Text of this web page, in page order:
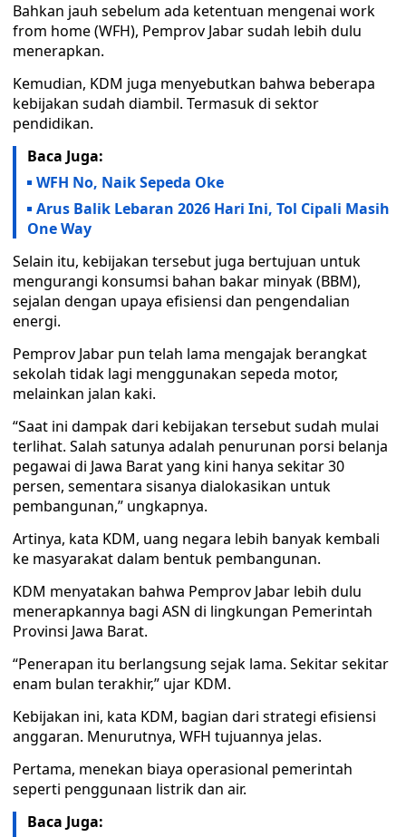
Bahkan jauh sebelum ada ketentuan mengenai work
from home (WFH), Pemprov Jabar sudah lebih dulu
menerapkan.
Kemudian, KDM juga menyebutkan bahwa beberapa
kebijakan sudah diambil. Termasuk di sektor
pendidikan.
Baca Juga:
WFH No, Naik Sepeda Oke
Arus Balik Lebaran 2026 Hari Ini, Tol Cipali Masih
One Way
Selain itu, kebijakan tersebut juga bertujuan untuk
mengurangi konsumsi bahan bakar minyak (BBM),
sejalan dengan upaya efisiensi dan pengendalian
energi.
Pemprov Jabar pun telah lama mengajak berangkat
sekolah tidak lagi menggunakan sepeda motor,
melainkan jalan kaki.
“Saat ini dampak dari kebijakan tersebut sudah mulai
terlihat. Salah satunya adalah penurunan porsi belanja
pegawai di Jawa Barat yang kini hanya sekitar 30
persen, sementara sisanya dialokasikan untuk
pembangunan,” ungkapnya.
Artinya, kata KDM, uang negara lebih banyak kembali
ke masyarakat dalam bentuk pembangunan.
KDM menyatakan bahwa Pemprov Jabar lebih dulu
menerapkannya bagi ASN di lingkungan Pemerintah
Provinsi Jawa Barat.
“Penerapan itu berlangsung sejak lama. Sekitar sekitar
enam bulan terakhir,” ujar KDM.
Kebijakan ini, kata KDM, bagian dari strategi efisiensi
anggaran. Menurutnya, WFH tujuannya jelas.
Pertama, menekan biaya operasional pemerintah
seperti penggunaan listrik dan air.
Baca Juga: